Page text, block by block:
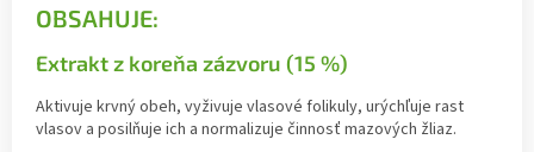
OBSAHUJE:
Extrakt z koreňa zázvoru (15 %)
Aktivuje krvný obeh, vyživuje vlasové folikuly, urýchľuje rast
vlasov a posilňuje ich a normalizuje činnosť mazových žliaz.